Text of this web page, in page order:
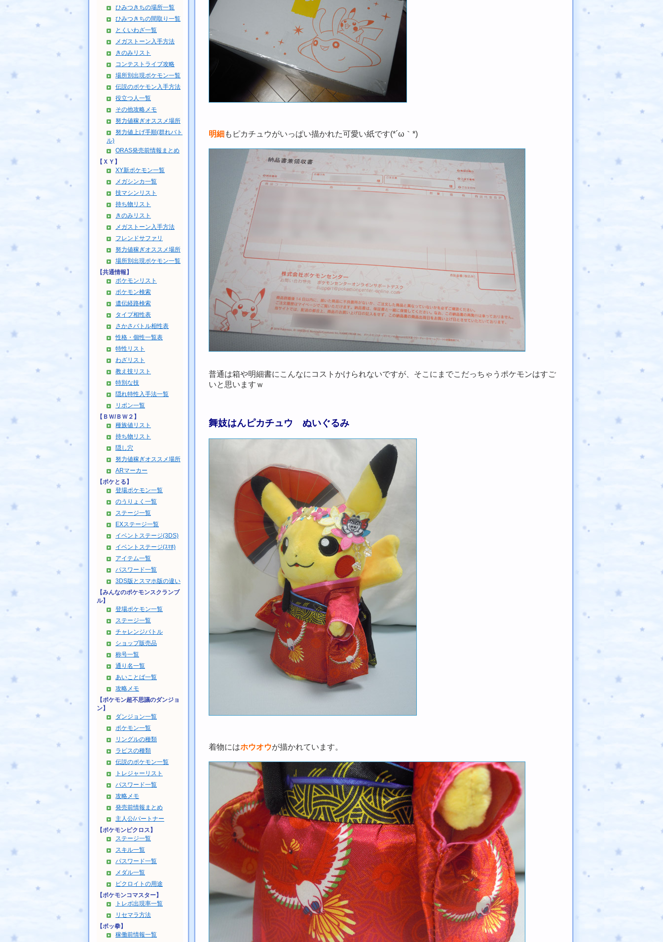
ひみつきちの場所一覧
ひみつきちの間取り一覧
とくいわざ一覧
メガストーン入手方法
きのみリスト
コンテストライブ攻略
場所別出現ポケモン一覧
伝説のポケモン入手方法
役立つ人一覧
その他攻略メモ
努力値稼ぎオススメ場所
努力値上げ手順(群れバト
ル)
ORAS発売前情報まとめ
【ＸＹ】
XY新ポケモン一覧
メガシンカ一覧
技マシンリスト
持ち物リスト
きのみリスト
メガストーン入手方法
フレンドサファリ
努力値稼ぎオススメ場所
場所別出現ポケモン一覧
【共通情報】
ポケモンリスト
ポケモン検索
遺伝経路検索
タイプ相性表
さかさバトル相性表
性格・個性一覧表
特性リスト
わざリスト
教え技リスト
特別な技
隠れ特性入手法一覧
リボン一覧
【ＢＷ/ＢＷ２】
種族値リスト
持ち物リスト
隠し穴
努力値稼ぎオススメ場所
ARマーカー
【ポケとる】
登場ポケモン一覧
のうりょく一覧
ステージ一覧
EXステージ一覧
イベントステージ(3DS)
イベントステージ(ｽﾏﾎ)
アイテム一覧
パスワード一覧
3DS版とスマホ版の違い
【みんなのポケモンスクランブ
ル】
登場ポケモン一覧
ステージ一覧
チャレンジバトル
ショップ販売品
称号一覧
通り名一覧
あいことば一覧
攻略メモ
【ポケモン超不思議のダンジョ
ン】
ダンジョン一覧
ポケモン一覧
リングルの種類
ラピスの種類
伝説のポケモン一覧
トレジャーリスト
パスワード一覧
攻略メモ
発売前情報まとめ
主人公/パートナー
【ポケモンピクロス】
ステージ一覧
スキル一覧
パスワード一覧
メダル一覧
ピクロイトの用途
【ポケモンコマスター】
トレボ出現率一覧
リセマラ方法
【ポッ拳】
稼働前情報一覧
明細 もピカチュウがいっぱい描かれた可愛い紙です(*´ω｀*)
普通は箱や明細書にこんなにコストかけられないですが、そこにまでこだっちゃうポケモンはすご
いと思いますｗ
舞妓はんピカチュウ ぬいぐるみ
着物にはホウオウが描かれています。